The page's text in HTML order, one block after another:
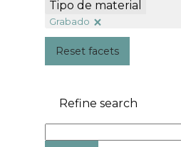
Tipo de material
Grabado
Reset facets
Refine search